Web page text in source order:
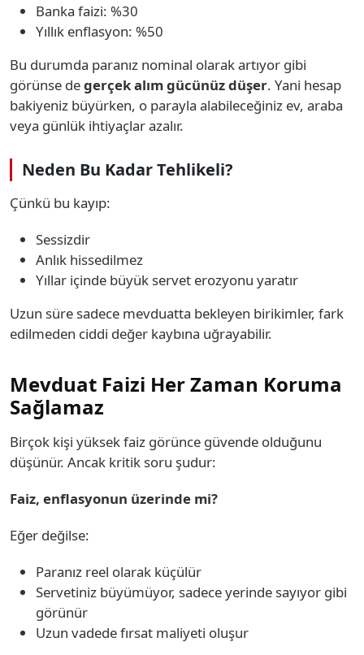
Banka faizi: %30
Yıllık enflasyon: %50
Bu durumda paranız nominal olarak artıyor gibi
görünse degerçek alım gücünüz düşer. Yani hesap
bakiyeniz büyürken, o parayla alabileceğiniz ev, araba
veya günlük ihtiyaçlar azalır.
Neden Bu Kadar Tehlikeli?
Çünkü bu kayıp:
Sessizdir
Anlık hissedilmez
Yıllar içinde büyük servet erozyonu yaratır
Uzun süre sadece mevduatta bekleyen birikimler, fark
edilmeden ciddi değer kaybına uğrayabilir.
Mevduat Faizi Her Zaman Koruma
Sağlamaz
Birçok kişi yüksek faiz görünce güvende olduğunu
düşünür. Ancak kritik soru şudur:
Faiz, enflasyonun üzerinde mi?
Eğer değilse:
Paranız reel olarak küçülür
Servetiniz büyümüyor, sadece yerinde sayıyor gibi
görünür
Uzun vadede fırsat maliyeti oluşur